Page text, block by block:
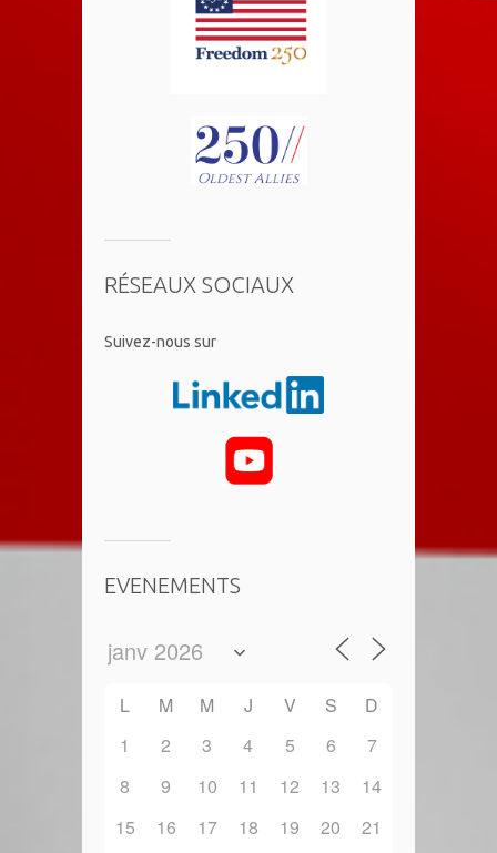
RÉSEAUX SOCIAUX
​Suivez-nous sur
EVENEMENTS
L M M J V S
D
1
2 3 4 5 6
7
8
9 10 11 12 13
14
15
16 17 18 19 20
21